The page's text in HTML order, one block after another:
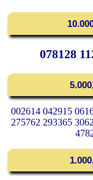
078128
002614 042915
275762 293365